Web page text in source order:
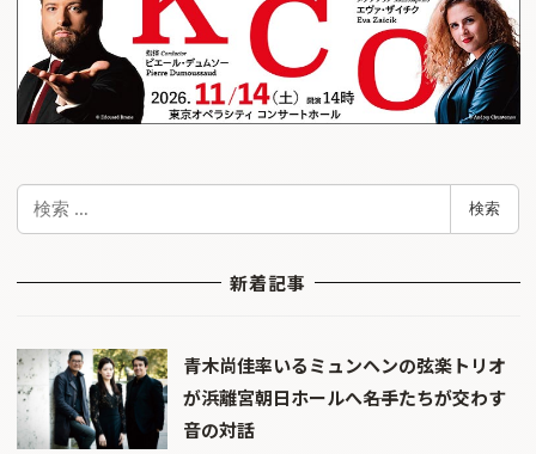
検
検索
新着記事
青木尚佳率いるミュンヘンの弦楽トリオ
が浜離宮朝日ホールへ――名手たちが交わす
音の対話